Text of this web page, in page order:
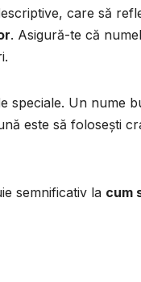
care să
. Asigură-te că
speciale. Un nume
este să folosești
semnificativ la cum